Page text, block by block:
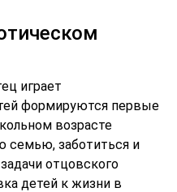
играет
формируются первые
возрасте
семью, заботиться и
отцовского
детей к жизни в